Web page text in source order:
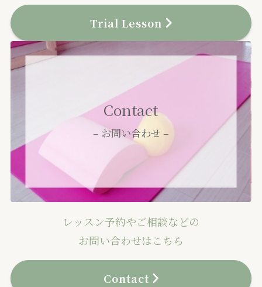
Trial Lesson
Contact
– お問い合わせ –
レッスン予約やご相談などの
お問い合わせはこちら
Contact